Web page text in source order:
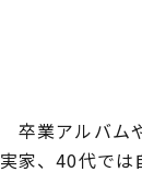
卒業アルバム
実家、40代では